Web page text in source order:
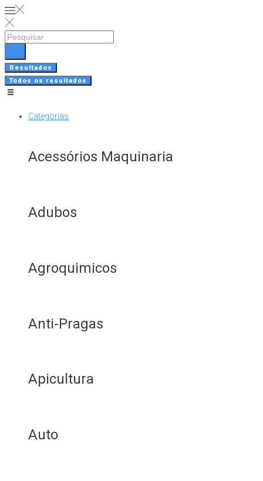
Skip
to
content
Search
Resultados
Todos os resultados
Categorias
Acessórios Maquinaria
Adubos
Agroquimicos
Anti-Pragas
Apicultura
Auto